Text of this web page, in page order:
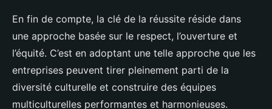
En fin de compte, la clé de la réussite réside dans
une approche basée sur le respect, l’ouverture et
l’équité. C’est en adoptant une telle approche que les
entreprises peuvent tirer pleinement parti de la
diversité culturelle et construire des équipes
multiculturelles performantes et harmonieuses.